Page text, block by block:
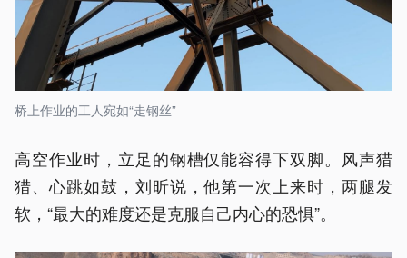
桥上作业的工人宛如“走钢丝”
高空作业时，立足的钢槽仅能容得下双脚。风声猎
猎、心跳如鼓，刘昕说，他第一次上来时，两腿发
软，“最大的难度还是克服自己内心的恐惧”。